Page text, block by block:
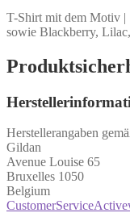
T-Shirt mit dem Motiv |
sowie Blackberry,
Herstellerangaben
Gildan
Avenue Louise 65
Bruxelles 1050
Belgium